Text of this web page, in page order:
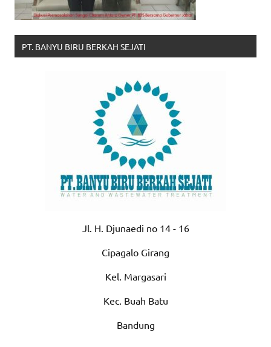
PT. BANYU BIRU BERKAH SEJATI
Jl. H. Djunaedi no 14 - 16
Cipagalo Girang
Kel. Margasari
Kec. Buah Batu
Bandung